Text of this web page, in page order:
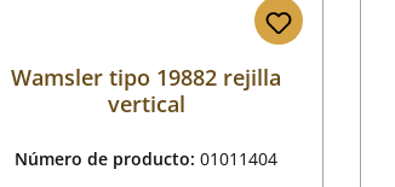
Wamsler tipo 19882 rejilla
vertical
Número de producto: 01011404